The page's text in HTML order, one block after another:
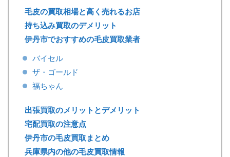
毛皮の買取相場と高く売れるお店
持ち込み買取のデメリット
伊丹市でおすすめの毛皮買取業者
バイセル
ザ・ゴールド
福ちゃん
出張買取のメリットとデメリット
宅配買取の注意点
伊丹市の毛皮買取まとめ
兵庫県内の他の毛皮買取情報